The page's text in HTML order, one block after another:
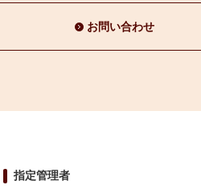
お問い合わせ
指定管理者